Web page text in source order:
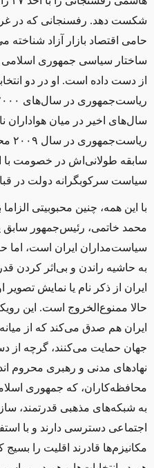
شکست دهد. رفسنجانی که در
حامی اقتصاد بازار آزاد شناخته
ساختار سیاسی جمهوری اسلامی
از دست داده است. او در دو
سال‌های اخیر در میان
سابقه طولانی‌اش در خصومت با
سیاست سرکوبگرانه دولت در
با این همه، چنین محبوبیتی
محمد خاتمی، رئیس‌جمهور سابق
سیاست‌مداران ایران است، اما
به حاشیه راندن و بی‌اثر کردن
ایران از ذکر نام یا نمایش
حالا ممنوع‌الخروج است. این
ایران هم صدق می‌کند که از
جهان حمایت می‌کنند، گرچه از
نهادهای مدنی و رهبری محروم‌
محافظه‌کاران، که جمهوری
به شبکه‌های مذهبی قدرتمند،
اجتماعی دسترسی دارند و با
مکانیزم‌ها قادرند اقلیت را